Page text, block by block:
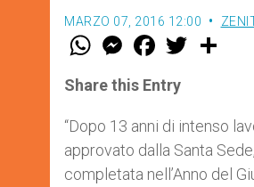
MARZO 07, 2016 12:00
W
t
s
p
p
M
e
s
e
g
e
r
F
a
e
b
o
k
w
r
Share this Entry
“Dopo 13 anni di intenso
approvato dalla Santa
completata nell’Anno del